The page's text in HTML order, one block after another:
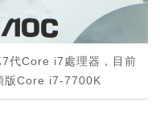
代Core i7處理器，目前
版Core i7-7700K